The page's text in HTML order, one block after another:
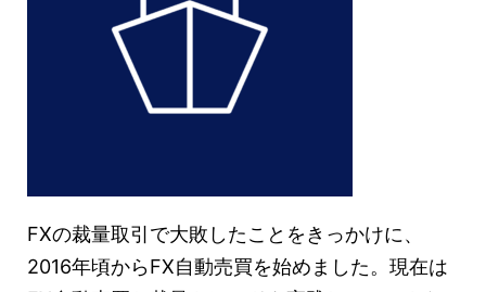
FXの裁量取引で大敗したことをきっかけに、
2016年頃からFX自動売買を始めました。現在は